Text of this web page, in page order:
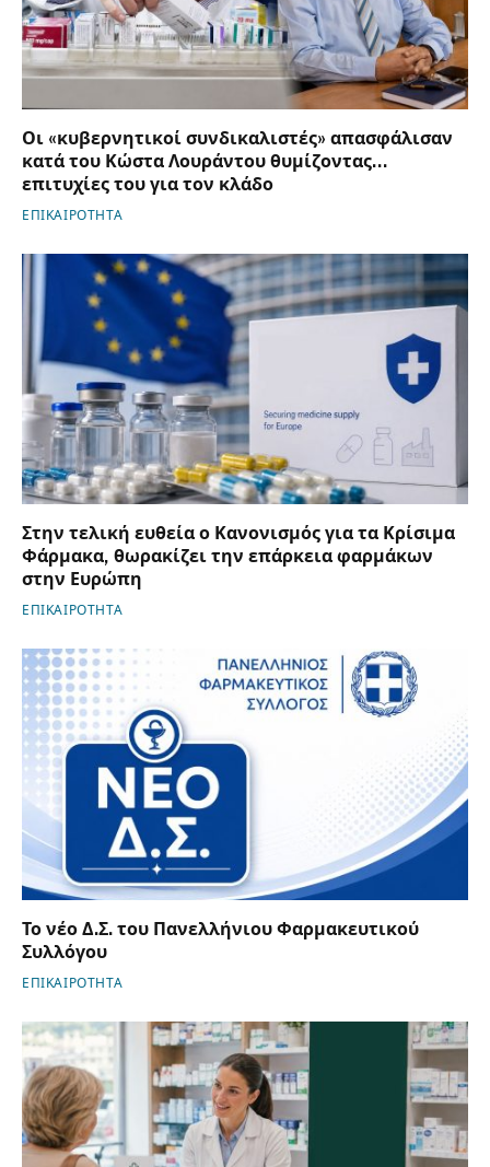
Οι «κυβερνητικοί συνδικαλιστές» απασφάλισαν
κατά του Κώστα Λουράντου θυμίζοντας…
επιτυχίες του για τον κλάδο
ΕΠΙΚΑΙΡΟΤΗΤΑ
Στην τελική ευθεία ο Κανονισμός για τα Κρίσιμα
Φάρμακα, θωρακίζει την επάρκεια φαρμάκων
στην Ευρώπη
ΕΠΙΚΑΙΡΟΤΗΤΑ
Το νέο Δ.Σ. του Πανελλήνιου Φαρμακευτικού
Συλλόγου
ΕΠΙΚΑΙΡΟΤΗΤΑ